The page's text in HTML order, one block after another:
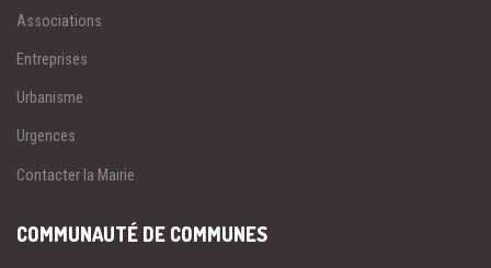
Associations
Entreprises
Urbanisme
Urgences
Contacter la Mairie
COMMUNAUTÉ DE COMMUNES